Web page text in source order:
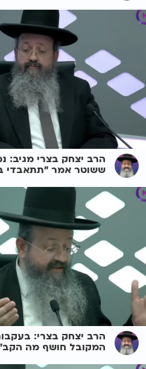
הרב יצחק בצרי מגיב:
ששוטר אמר "תתאבדי
הרב יצחק בצרי:
המקובל חושף מה